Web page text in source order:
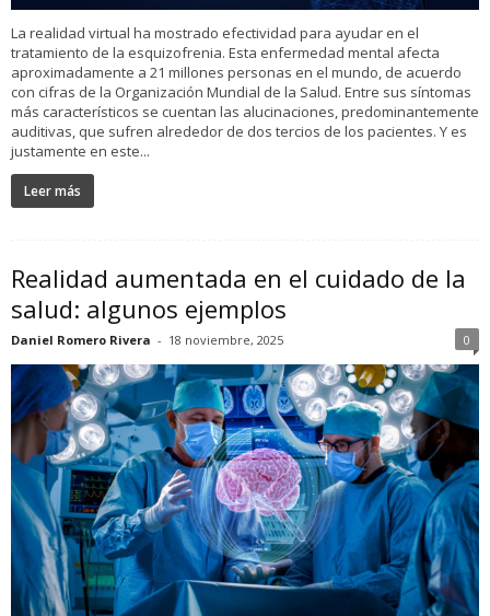
La realidad virtual ha mostrado efectividad para ayudar en el
tratamiento de la esquizofrenia. Esta enfermedad mental afecta
aproximadamente a 21 millones personas en el mundo, de acuerdo
con cifras de la Organización Mundial de la Salud. Entre sus síntomas
más característicos se cuentan las alucinaciones, predominantemente
auditivas, que sufren alrededor de dos tercios de los pacientes. Y es
justamente en este...
Leer más
Realidad aumentada en el cuidado de la
salud: algunos ejemplos
Daniel Romero Rivera - 18 noviembre, 2025 0